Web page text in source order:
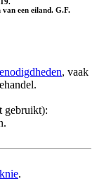
een eiland. G.F.
, vaak
gebruikt):
knie.